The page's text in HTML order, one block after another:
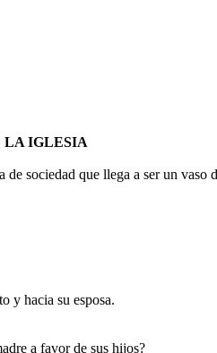
LA IGLESIA
sociedad que llega a ser un vaso
y hacia su esposa.
a favor de sus hijos?